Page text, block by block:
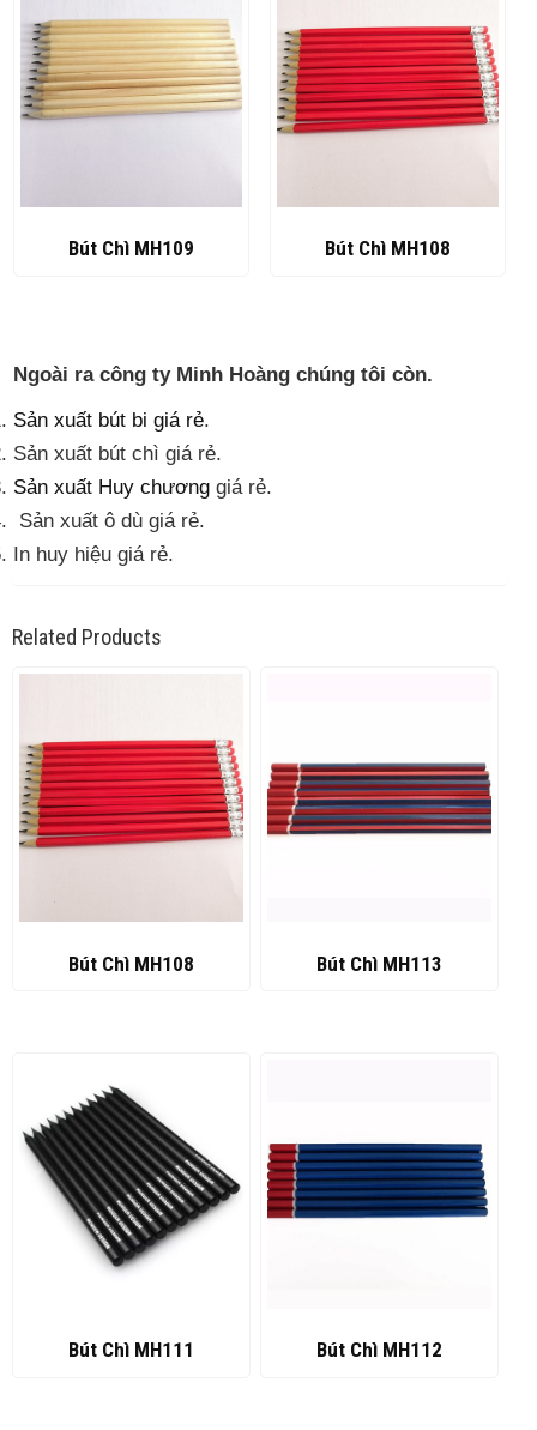
Bút Chì MH109 Bút Chì MH108
Ngoài ra công ty Minh Hoàng chúng tôi còn.
Sản xuất bút bi giá rẻ.
Sản xuất bút chì giá rẻ.
Sản xuất Huy chương giá rẻ.
Sản xuất ô dù giá rẻ.
In huy hiệu giá rẻ.
Related Products
Bút Chì MH108 Bút Chì MH113
Bút Chì MH111 Bút Chì MH112